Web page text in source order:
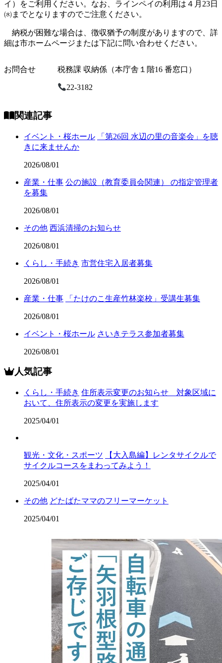
イ）をご利用ください。なお、ラインペイの利用は４月23日
㈬までとなりますのでご注意ください。
納税が困難な場合は、徴収猶予の制度がありますので、詳
細は市ホームページまたは下記に問い合わせください。
お問合せ 税務課 収納係（本庁舎１階16 番窓口）
22-3182
関連記事
イベント・桜ホール
「第26回 水辺の里の音楽会」を聴
きに来ませんか
2026/08/01
産業・仕事 公の施設（教育委員会関連） の指定管理者
を募集
2026/08/01
その他 西浜清掃のお知らせ
2026/08/01
くらし・手続き 市営住宅入居者募集
2026/08/01
産業・仕事 「たけのこ生産竹林楽校」受講生募集
2026/08/01
イベント・桜ホール さいきテラス参加者募集
2026/08/01
人気記事
くらし・手続き 住所表示変更のお知らせ 対象区域に
おいて、住所表示の変更を実施します
2025/04/01
観光・文化・スポーツ
【大入島編】レンタサイクルで
サイクルコースをまわってみよう！
2025/04/01
その他 どたばたママのフリーマーケット
2025/04/01